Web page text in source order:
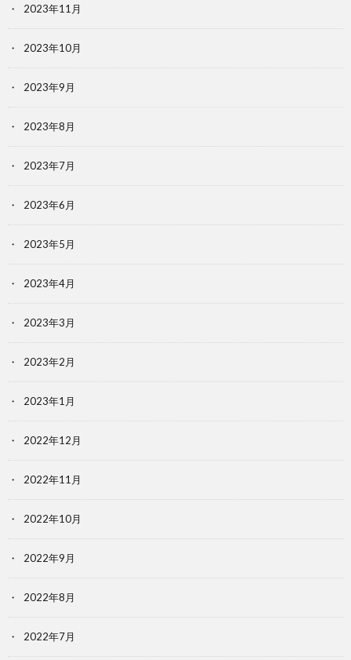
2023年11月
2023年10月
2023年9月
2023年8月
2023年7月
2023年6月
2023年5月
2023年4月
2023年3月
2023年2月
2023年1月
2022年12月
2022年11月
2022年10月
2022年9月
2022年8月
2022年7月